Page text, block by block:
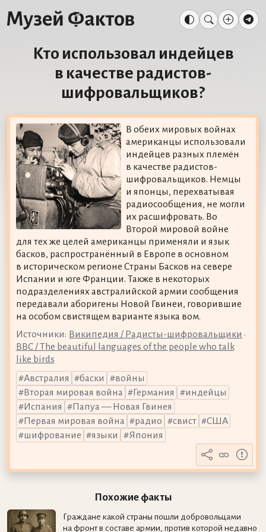
Кто использовал индейцев
в качестве радистов-
шифровальщиков?
В обеих мировых войнах
американцы использовали
индейцев разных племён
в качестве радистов-
шифровальщиков. Немцы
и японцы, перехватывая
радиосообщения, не могли
их расшифровать. Во
Второй мировой войне
для тех же целей американцы применяли и язык
басков, распространённый в Европе в основном
в историческом регионе Страны Басков на севере
Испании и юге Франции. Также в некоторых
подразделениях австралийской армии сообщения
передавали аборигены Новой Гвинеи, говорившие
на особом свистящем варианте языка вом.
Источники: Википедия / Радисты-шифровальщики •
BBC / The beautiful languages of the people who talk
like birds
Австралия
баски
войны
Вторая мировая война
Германия
индейцы
Испания
Папуа — Новая Гвинея
Первая мировая война
радио свист
США
шифрование
языки Япония
Похожие факты
Граждане какой страны пошли добровольцами
на фронт в составе армии, против которой недавно